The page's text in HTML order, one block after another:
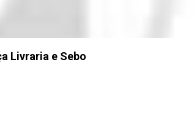
Livraria e Sebo